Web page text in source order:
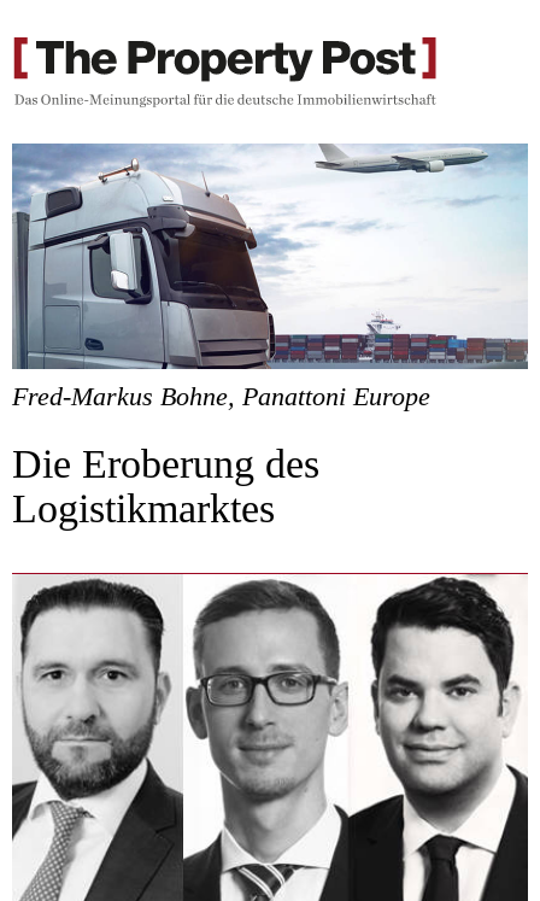
Fred-Markus Bohne, Panattoni Europe
Die Eroberung des
Logistikmarktes